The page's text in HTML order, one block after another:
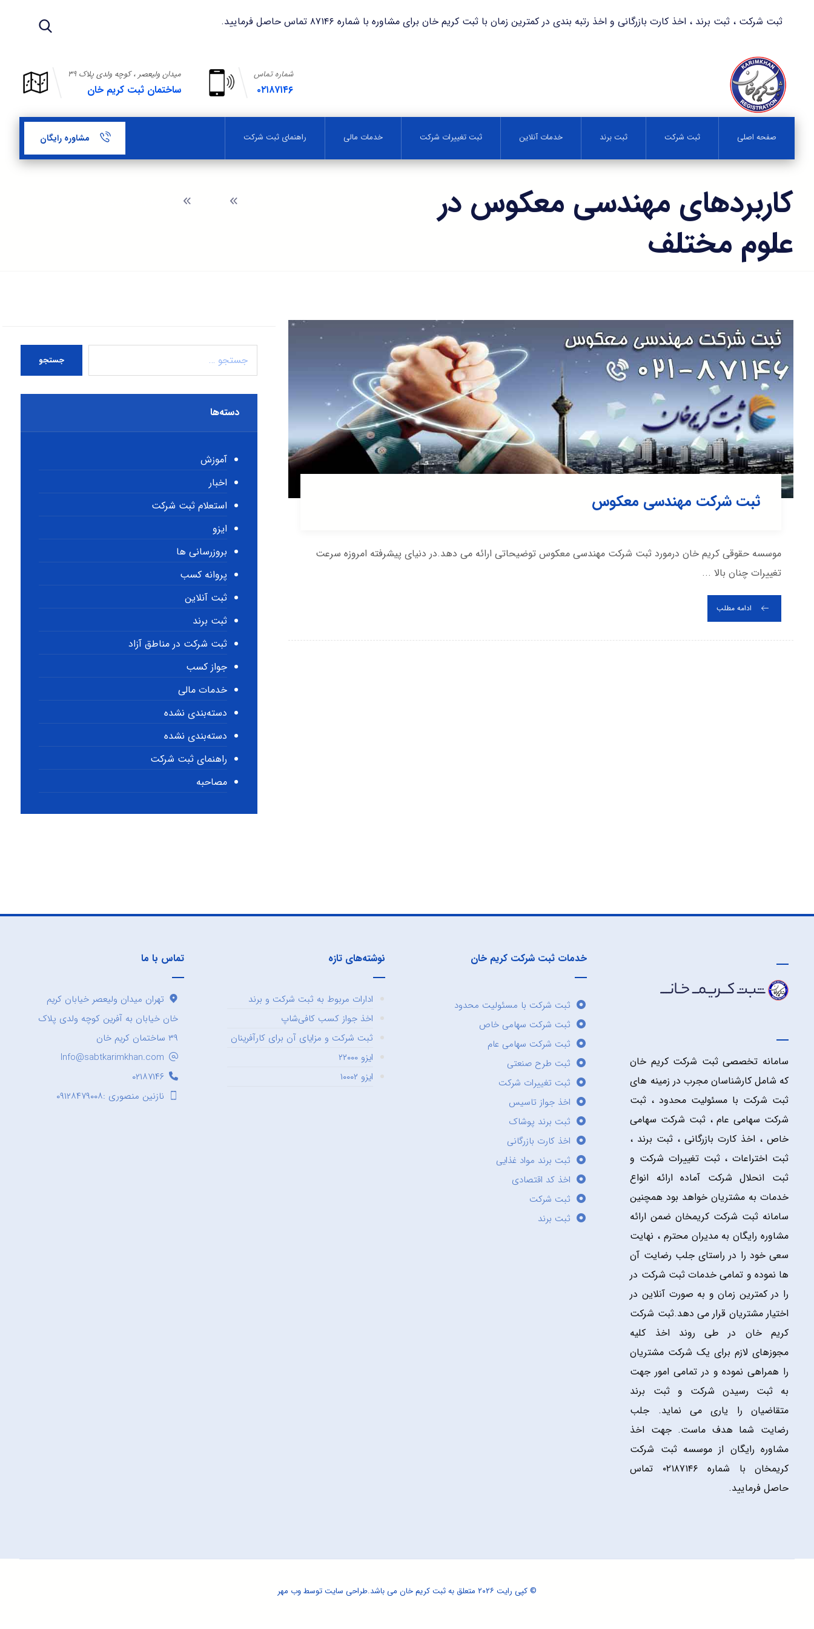
ثبت شرکت ، ثبت برند ، اخذ کارت بازرگانی و اخذ رتبه بندی در کمترین زمان با ثبت کریم خان برای مشاوره با شماره ۸۷۱۴۶ تماس حاصل فرمایید.
میدان ولیعصر ، کوچه ولدی پلاک ۳۹
ساختمان ثبت کریم خان
شماره تماس
۰۲۱۸۷۱۴۶
صفحه اصلی ثبت شرکت ثبت برند خدمات آنلاین ثبت تغییرات شرکت خدمات مالی راهنمای ثبت شرکت مشاوره رایگان
کاربردهای مهندسی معکوس در
علوم مختلف
ثبت شرکت مهندسی معکوس
موسسه حقوقی کریم خان درمورد ثبت شرکت مهندسی معکوس توضیحاتی ارائه می دهد.در دنیای پیشرفته امروزه سرعت
تغییرات چنان بالا ...
ادامه مطلب
جستجو
دسته‌ها
آموزش
اخبار
استعلام ثبت شرکت
ایزو
بروزرسانی ها
پروانه کسب
ثبت آنلاین
ثبت برند
ثبت شرکت در مناطق آزاد
جواز کسب
خدمات مالی
دسته‌بندی نشده
دسته‌بندی نشده
راهنمای ثبت شرکت
مصاحبه
سامانه تخصصی ثبت شرکت کریم خان
که شامل کارشناسان مجرب در زمینه های
ثبت شرکت با مسئولیت محدود ، ثبت
شرکت سهامی عام ، ثبت شرکت سهامی
خاص ، اخذ کارت بازرگانی ، ثبت برند ،
ثبت اختراعات ، ثبت تغییرات شرکت و
ثبت انحلال شرکت آماده ارائه انواع
خدمات به مشتریان خواهد بود همچنین
سامانه ثبت شرکت کریمخان ضمن ارائه
مشاوره رایگان به مدیران محترم ، نهایت
سعی خود را در راستای جلب رضایت آن
ها نموده و تمامی خدمات ثبت شرکت در
را در کمترین زمان و به صورت آنلاین در
اختیار مشتریان قرار می دهد.ثبت شرکت
کریم خان در طی روند اخذ کلیه
مجوزهای لازم برای یک شرکت مشتریان
را همراهی نموده و در تمامی امور جهت
به ثبت رسیدن شرکت و ثبت برند
متقاضیان را یاری می نماید. جلب
رضایت شما هدف ماست. جهت اخذ
مشاوره رایگان از موسسه ثبت شرکت
کریمخان با شماره ۰۲۱۸۷۱۴۶ تماس
حاصل فرمایید.
خدمات ثبت شرکت کریم خان
ثبت شرکت با مسئولیت محدود
ثبت شرکت سهامی خاص
ثبت شرکت سهامی عام
ثبت طرح صنعتی
ثبت تغییرات شرکت
اخذ جواز تاسیس
ثبت برند پوشاک
اخذ کارت بازرگانی
ثبت برند مواد غذایی
اخذ کد اقتصادی
ثبت شرکت
ثبت برند
نوشته‌های تازه
ادارات مربوط به ثبت شرکت و برند
اخذ جواز کسب کافی‌شاپ
ثبت شرکت و مزایای آن برای کارآفرینان
ایزو ۲۲۰۰۰
ایزو ۱۰۰۰۲
تماس با ما
تهران میدان ولیعصر خیابان کریم
خان خیابان به آفرین کوچه ولدی پلاک
۳۹ ساختمان کریم خان
Info@sabtkarimkhan.com
۰۲۱۸۷۱۴۶
نازنین منصوری :۰۹۱۲۸۴۷۹۰۰۸
© کپی رایت ۲۰۲۶ متعلق به ثبت کریم خان می باشد. طراحی سایتتوسط وب مهر